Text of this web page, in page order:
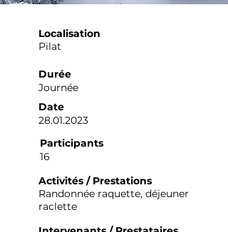
Localisation
Pilat
Durée
Journée
Date
28.01.2023
Participants
16
Activités / Prestations
Randonnée raquette, déjeuner
raclette